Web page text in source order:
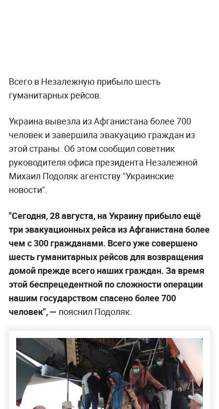
Всего в Незалежную прибыло шесть
гуманитарных рейсов.
Украина вывезла из Афганистана более 700
человек и завершила эвакуацию граждан из
этой страны. Об этом сообщил советник
руководителя офиса президента Незалежной
Михаил Подоляк агентству "Украинские
новости".
"Сегодня, 28 августа, на Украину прибыло ещё
три эвакуационных рейса из Афганистана более
чем с 300 гражданами. Всего уже совершено
шесть гуманитарных рейсов для возвращения
домой прежде всего наших граждан. За время
этой беспрецедентной по сложности операции
нашим государством спасено более 700
человек", — пояснил Подоляк.